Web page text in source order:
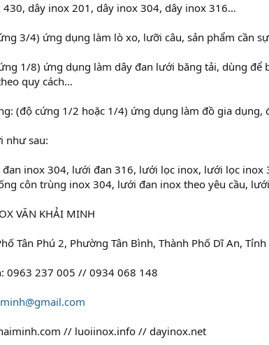
430, dây inox 201, dây inox 304, dây inox 316…
3/4) ứng dụng làm lò xo, lưỡi câu, sản phẩm cần
1/8) ứng dụng làm dây đan lưới băng tải, dùng
quy cách…
(độ cứng 1/2 hoặc 1/4) ứng dụng làm đồ gia dụng,
như sau:
inox 304, lưới đan 316, lưới lọc inox, lưới lọc
côn trùng inox 304, lưới đan inox theo yêu cầu,
VĂN KHẢI MINH
Tân Phú 2, Phường Tân Bình, Thành Phố Dĩ An,
0963 237 005 // 0934 068 148
// luoiinox.info // dayinox.net